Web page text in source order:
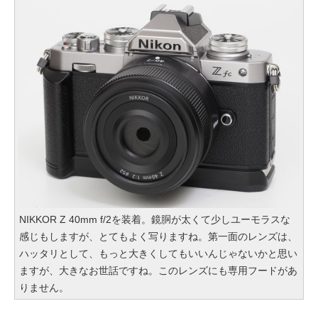
NIKKOR Z 40mm f/2を装着。鏡胴が太くて少しユーモラスな
感じもしますが、とてもよく写りますね。第一面のレンズは、
ハッタリとして、もっと大きくしてもいいんじゃないかと思い
ますが、大きなお世話ですね。このレンズにも専用フードがあ
りません。